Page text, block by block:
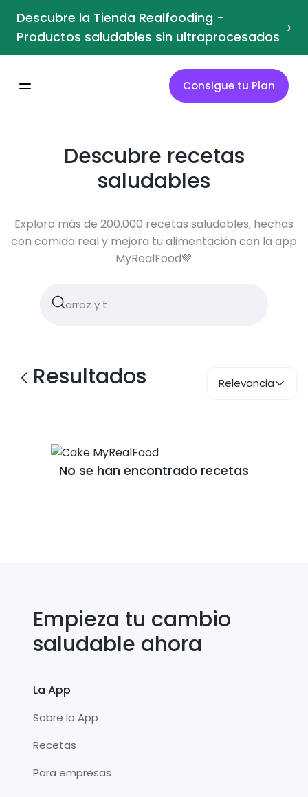
Descubre la Tienda Realfooding -
Productos saludables sin ultraprocesados ›
Consigue tu Plan
Descubre recetas
saludables
Explora más de 200.000 recetas saludables, hechas
con comida real y mejora tu alimentación con la app
MyRealFood💚
Resultados Relevancia
No se han encontrado recetas
Empieza tu cambio
saludable ahora
La App
Sobre la App
Recetas
Para empresas